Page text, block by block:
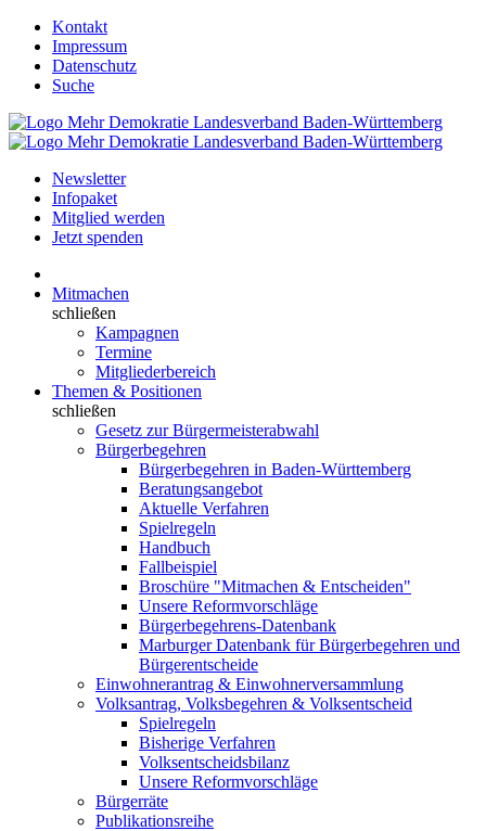
Kontakt
Impressum
Datenschutz
Suche
Newsletter
Infopaket
Mitglied werden
Jetzt spenden
Mitmachen
schließen
Kampagnen
Termine
Mitgliederbereich
Themen & Positionen
schließen
Gesetz zur Bürgermeisterabwahl
Bürgerbegehren
Bürgerbegehren in Baden-Württemberg
Beratungsangebot
Aktuelle Verfahren
Spielregeln
Handbuch
Fallbeispiel
Broschüre "Mitmachen & Entscheiden"
Unsere Reformvorschläge
Bürgerbegehrens-Datenbank
Marburger Datenbank für Bürgerbegehren und
Bürgerentscheide
Einwohnerantrag & Einwohnerversammlung
Volksantrag, Volksbegehren & Volksentscheid
Spielregeln
Bisherige Verfahren
Volksentscheidsbilanz
Unsere Reformvorschläge
Bürgerräte
Publikationsreihe